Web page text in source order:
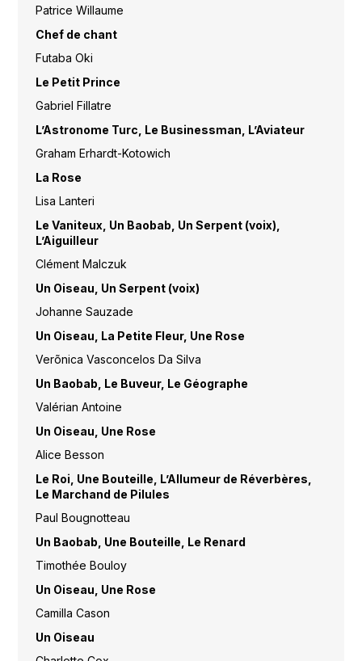
Patrice Willaume
Chef de chant
Futaba Oki
Le Petit Prince
Gabriel Fillatre
L’Astronome Turc, Le Businessman, L’Aviateur
Graham Erhardt-Kotowich
La Rose
Lisa Lanteri
Le Vaniteux, Un Baobab, Un Serpent (voix),
L’Aiguilleur
Clément Malczuk
Un Oiseau, Un Serpent (voix)
Johanne Sauzade
Un Oiseau, La Petite Fleur, Une Rose
Verõnica Vasconcelos Da Silva
Un Baobab, Le Buveur, Le Géographe
Valérian Antoine
Un Oiseau, Une Rose
Alice Besson
Le Roi, Une Bouteille, L’Allumeur de Réverbères,
Le Marchand de Pilules
Paul Bougnotteau
Un Baobab, Une Bouteille, Le Renard
Timothée Bouloy
Un Oiseau, Une Rose
Camilla Cason
Un Oiseau